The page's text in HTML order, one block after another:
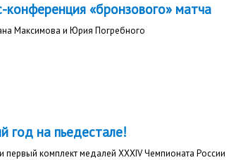
конференция «бронзового» матча
Максимова и Юрия Погребного
год на пьедестале!
первый комплект медалей XXXIV Чемпионата России